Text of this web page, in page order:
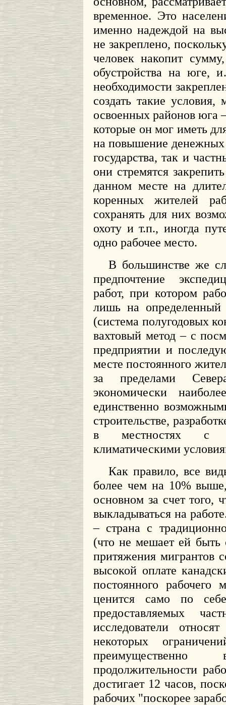
временное. Это
именно надеждой на
не закреплено,
человек накопит
обустройства на юге,
необходимости
создать такие
освоенных районов юга
которые он мог иметь
на повышение денежных
государства, так и
они стремятся
данном месте на
коренных жителей
сохранять для них
охоту и т.п., иногда
одно рабочее место.
В большинстве же
предпочтение
работ, при котором
лишь на определенный
(система полугодовых
вахтовый метод – с
предприятии и
месте постоянного
за пределами
экономически
единственно
строительстве,
в местностях с
климатическими
Как правило, все
более чем на 10%
основном за счет того,
выкладываться на
– страна с
(что не мешает ей быть
притяжения мигрантов
высокой оплате
постоянного
ценится само по
предоставляемых
исследователи
некоторых
продолжительности
достигает 12 часов,
рабочих "поскорее